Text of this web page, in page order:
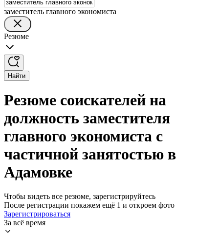
заместитель главного экономиста
Резюме
Найти
Резюме соискателей на
должность заместителя
главного экономиста с
частичной занятостью в
Адамовке
Чтобы видеть все резюме, зарегистрируйтесь
После регистрации покажем ещё 1 и откроем фото
Зарегистрироваться
За всё время